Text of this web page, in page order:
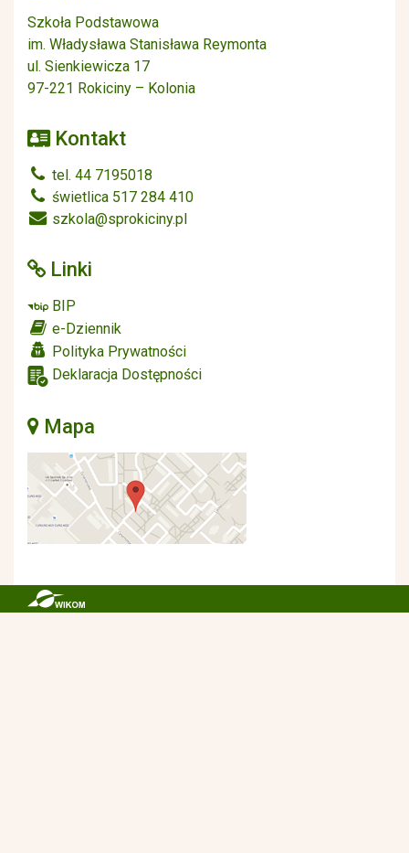
Szkoła Podstawowa
im. Władysława Stanisława Reymonta
ul. Sienkiewicza 17
97-221 Rokiciny – Kolonia
Kontakt
tel. 44 7195018
świetlica 517 284 410
szkola@sprokiciny.pl
Linki
BIP
e-Dziennik
Polityka Prywatności
Deklaracja Dostępności
Mapa